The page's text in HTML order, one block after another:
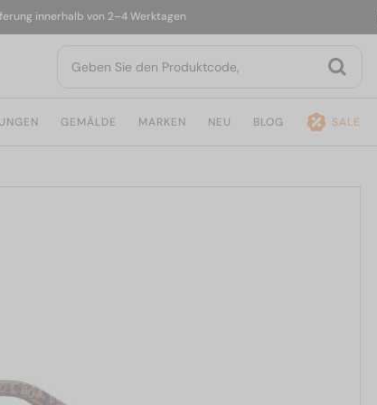
innerhalb von 2–4 Werktagen
GEMÄLDE MARKEN NEU BLOG SALE